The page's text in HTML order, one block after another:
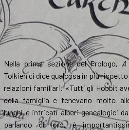
Nella prima sezione del Prologo,
Tolkien ci dice qualcosa in più
relazioni familiari: «Tutti gli Hobbit
della famiglia e tenevano molto
lunghi e intricati alberi genealogici
parlando di loro, è